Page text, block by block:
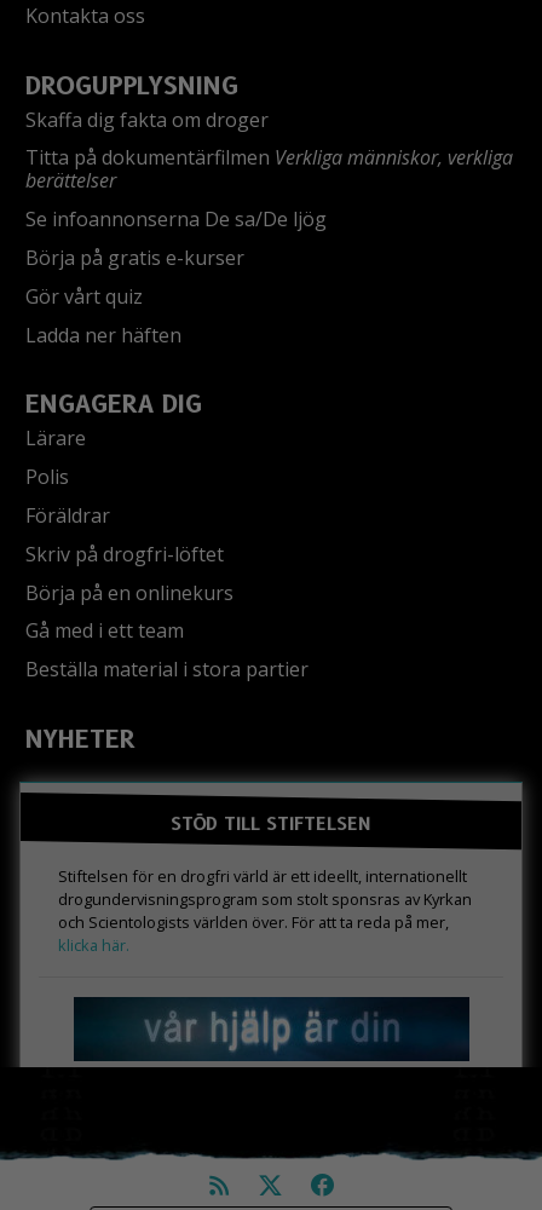
Kontakta oss
DROGUPPLYSNING
Skaffa dig fakta om droger
Titta på dokumentärfilmen Verkliga människor, verkliga
berättelser
Se infoannonserna De sa/De ljög
Börja på gratis e-kurser
Gör vårt quiz
Ladda ner häften
ENGAGERA DIG
Lärare
Polis
Föräldrar
Skriv på drogfri-löftet
Börja på en onlinekurs
Gå med i ett team
Beställa material i stora partier
NYHETER
STÖD TILL STIFTELSEN
Stiftelsen för en drogfri värld är ett ideellt, internationellt
drogundervisningsprogram som stolt sponsras av Kyrkan
och Scientologists världen över. För att ta reda på mer,
klicka här.